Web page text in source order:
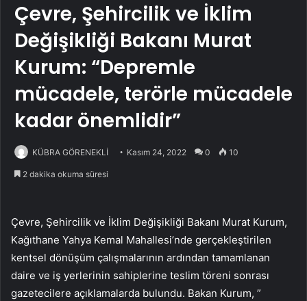
Çevre, Şehircilik ve İklim
Değişikliği Bakanı Murat
Kurum: “Depremle
mücadele, terörle mücadele
kadar önemlidir”
KÜBRA GÖRENEKLİ Kasım 24, 2022 0 10
2 dakika okuma süresi
Çevre, Şehircilik ve İklim Değişikliği Bakanı Murat Kurum,
Kağıthane Yahya Kemal Mahallesi’nde gerçekleştirilen
kentsel dönüşüm çalışmalarının ardından tamamlanan
daire ve iş yerlerinin sahiplerine teslim töreni sonrası
gazetecilere açıklamalarda bulundu. Bakan Kurum, ”